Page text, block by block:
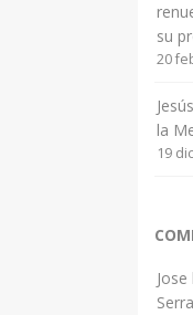
su
20
la
19